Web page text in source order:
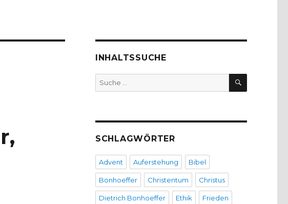
INHALTSSUCHE
Suche
nach:
SUCHEN
SCHLAGWÖRTER
Advent Auferstehung Bibel
Bonhoeffer Christentum Christus
Dietrich Bonhoeffer Ethik Frieden